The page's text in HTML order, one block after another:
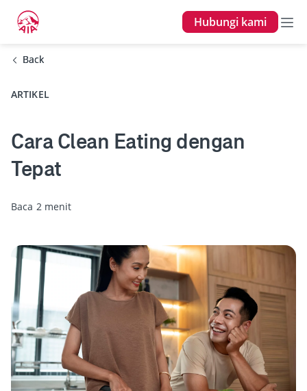
Hubungi kami
Back
Back
ARTIKEL
Cara Clean Eating dengan
Tepat
Baca 2 menit